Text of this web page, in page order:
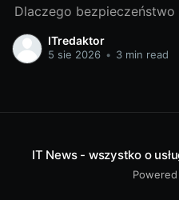
Dlaczego
transporcie?Jakie dane
dane klientów i
prędkość, zużycie
ITredaktor
5 sie 2026 • 3 min read
IT News - wszystko o